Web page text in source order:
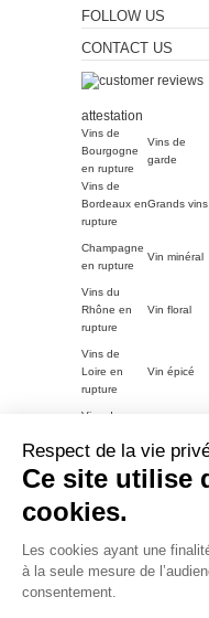
FOLLOW US
CONTACT US
attestation
Vins de
Bourgogne
en rupture
Vins de
garde
Vins de
Bordeaux en
rupture
Grands vins
Champagne
en rupture
Vin minéral
Vins du
Rhône en
rupture
Vin floral
Vins de
Loire en
rupture
Vin épicé
Vins du
en rupture
tanniques
Autres
régions en
rupture
Vins
Vins de
en rupture
Part2
Vins corsés
Vins fruités
Respect de la vie
Ce site utilise
cookies.
Les cookies ayant une
à la seule mesure de
consentement.